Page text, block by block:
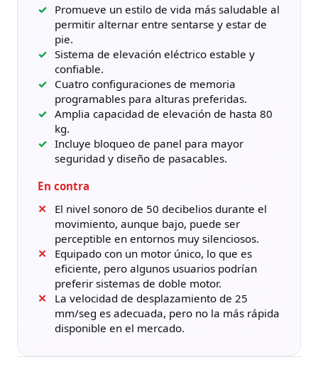
Promueve un estilo de vida más saludable al
permitir alternar entre sentarse y estar de
pie.
Sistema de elevación eléctrico estable y
confiable.
Cuatro configuraciones de memoria
programables para alturas preferidas.
Amplia capacidad de elevación de hasta 80
kg.
Incluye bloqueo de panel para mayor
seguridad y diseño de pasacables.
En contra
El nivel sonoro de 50 decibelios durante el
movimiento, aunque bajo, puede ser
perceptible en entornos muy silenciosos.
Equipado con un motor único, lo que es
eficiente, pero algunos usuarios podrían
preferir sistemas de doble motor.
La velocidad de desplazamiento de 25
mm/seg es adecuada, pero no la más rápida
disponible en el mercado.